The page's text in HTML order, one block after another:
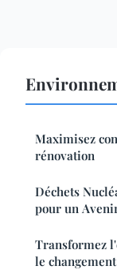
Maximisez
rénovation
Déchets
pour un
Transformez
le